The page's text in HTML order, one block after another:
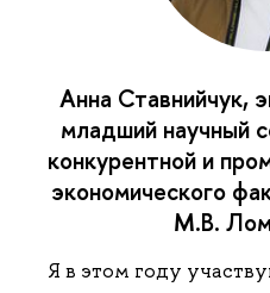
Анна Ставнийчук,
младший научный
конкурентной и
экономического
М.В.
Я в этом году